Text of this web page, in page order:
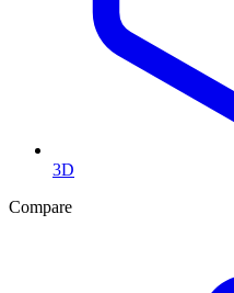
3D
Compare